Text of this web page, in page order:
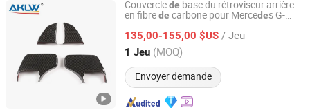
Couverclede base du rétroviseur arrière
en fibrede carbone pour Mercedes G-
135,00-155,00 $US / Jeu
1 Jeu (MOQ)
Envoyer demande
Dongguan Aikeliwei Carbon Fiber Technology R&D Co.,
Guangdong, China Depuis 2026